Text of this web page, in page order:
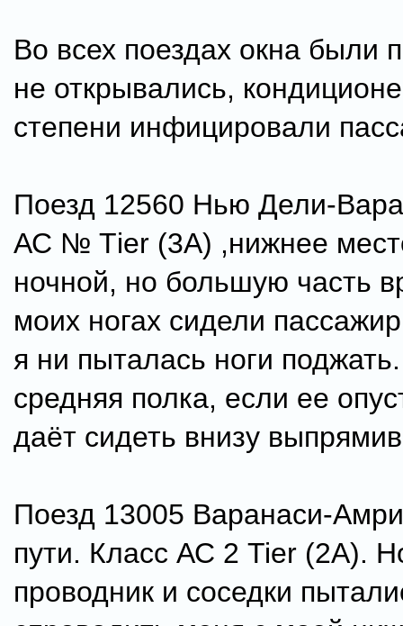
Во всех поездах окна были
не открывались,
степени инфицировали
Поезд 12560 Нью Дели-
АС № Тier (3А) ,нижнее
ночной, но большую часть
моих ногах сидели
я ни пыталась ноги
средняя полка, если ее
даёт сидеть внизу
Поезд 13005 Варанаси-
пути. Класс АС 2 Tier (2А).
проводник и соседки